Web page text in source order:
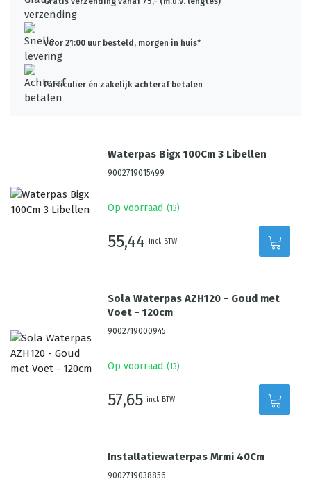
Voor 21:00 uur besteld, morgen in huis*
Particulier én zakelijk achteraf betalen
Waterpas Bigx 100Cm 3 Libellen
9002719015499
Op voorraad (13)
55,44 incl. BTW
Sola Waterpas AZH120 - Goud met
Voet - 120cm
9002719000945
Op voorraad (13)
57,65 incl. BTW
Installatiewaterpas Mrmi 40Cm
9002719038856